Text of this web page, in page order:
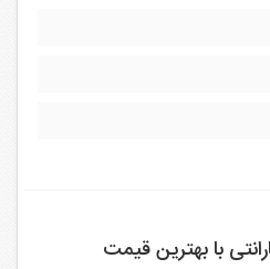
با بهترین قیمت